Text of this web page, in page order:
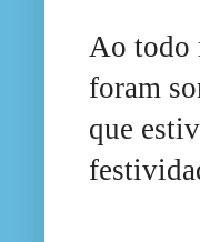
Ao todo
foram
que